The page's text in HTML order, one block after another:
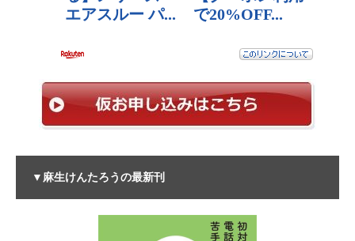
▼麻生けんたろうの最新刊